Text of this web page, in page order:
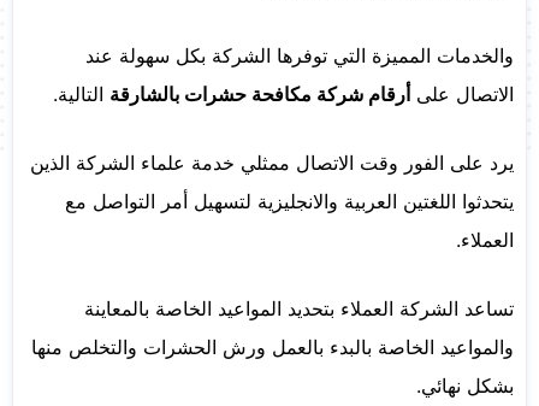
والخدمات المميزة التي توفرها الشركة بكل سهولة عند
الاتصال علىأرقام شركة مكافحة حشرات بالشارقة التالية.
يرد على الفور وقت الاتصال ممثلي خدمة علماء الشركة الذين
يتحدثوا اللغتين العربية والانجليزية لتسهيل أمر التواصل مع
العملاء.
تساعد الشركة العملاء بتحديد المواعيد الخاصة بالمعاينة
والمواعيد الخاصة بالبدء بالعمل ورش الحشرات والتخلص منها
بشكل نهائي.